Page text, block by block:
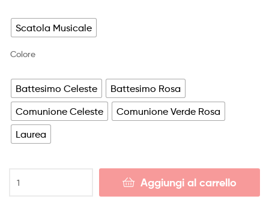
Scatola Musicale
Colore
Battesimo Celeste
Battesimo Rosa
Comunione Celeste
Comunione Verde Rosa
Laurea
Cofanetto
Aggiungi al carrello